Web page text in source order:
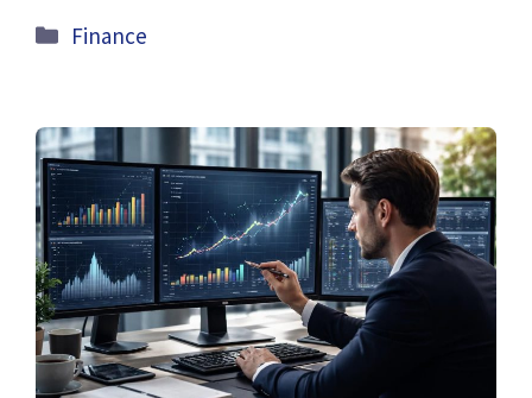
Catégories
Finance